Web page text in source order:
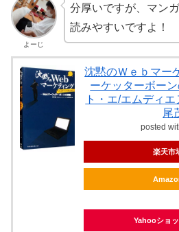
よーじ
分厚いですが、マン
読みやすいですよ！
沈黙のＷｅｂマー
ーケッターボー
ト・エ/エムディ
尾
posted
楽天市
Yahooショ